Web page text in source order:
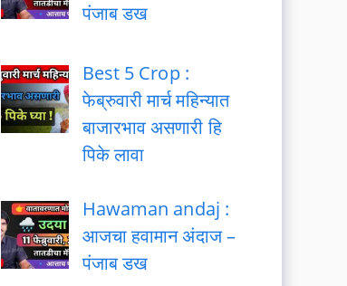
पंजाब डख
Best 5 Crop :
फेब्रुवारी मार्च महिन्यात
बाजारभाव असणारी हि
पिके लावा
Hawaman andaj :
आजचा हवामान अंदाज –
पंजाब डख